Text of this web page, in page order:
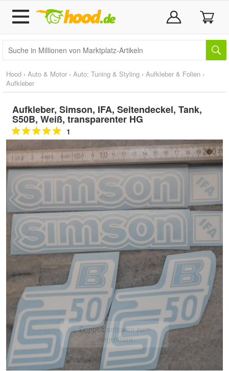
Hood › Auto & Motor › Auto: Tuning & Styling › Aufkleber & Folien ›
Aufkleber
Aufkleber, Simson, IFA, Seitendeckel, Tank,
S50B, Weiß, transparenter HG
1
Doppelt antippen zum
vergrößern